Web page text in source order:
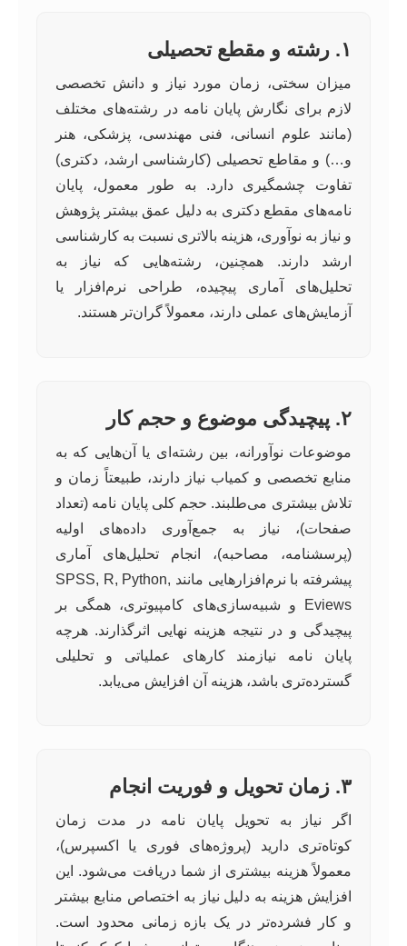
۱. رشته و مقطع تحصیلی
میزان سختی، زمان مورد نیاز و دانش تخصصی
لازم برای نگارش پایان نامه در رشته‌های مختلف
(مانند علوم انسانی، فنی مهندسی، پزشکی، هنر
و…) و مقاطع تحصیلی (کارشناسی ارشد، دکتری)
تفاوت چشمگیری دارد. به طور معمول، پایان
نامه‌های مقطع دکتری به دلیل عمق بیشتر پژوهش
و نیاز به نوآوری، هزینه بالاتری نسبت به کارشناسی
ارشد دارند. همچنین، رشته‌هایی که نیاز به
تحلیل‌های آماری پیچیده، طراحی نرم‌افزار یا
آزمایش‌های عملی دارند، معمولاً گران‌تر هستند.
۲. پیچیدگی موضوع و حجم کار
موضوعات نوآورانه، بین رشته‌ای یا آن‌هایی که به
منابع تخصصی و کمیاب نیاز دارند، طبیعتاً زمان و
تلاش بیشتری می‌طلبند. حجم کلی پایان نامه (تعداد
صفحات)، نیاز به جمع‌آوری داده‌های اولیه
(پرسشنامه، مصاحبه)، انجام تحلیل‌های آماری
پیشرفته با نرم‌افزارهایی مانند SPSS, R, Python,
Eviews و شبیه‌سازی‌های کامپیوتری، همگی بر
پیچیدگی و در نتیجه هزینه نهایی اثرگذارند. هرچه
پایان نامه نیازمند کارهای عملیاتی و تحلیلی
گسترده‌تری باشد، هزینه آن افزایش می‌یابد.
۳. زمان تحویل و فوریت انجام
اگر نیاز به تحویل پایان نامه در مدت زمان
کوتاه‌تری دارید (پروژه‌های فوری یا اکسپرس)،
معمولاً هزینه بیشتری از شما دریافت می‌شود. این
افزایش هزینه به دلیل نیاز به اختصاص منابع بیشتر
و کار فشرده‌تر در یک بازه زمانی محدود است.